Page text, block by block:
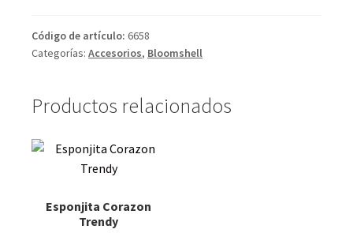
Código de artículo: 6658
Categorías: Accesorios, Bloomshell
Productos relacionados
Esponjita Corazon
Trendy